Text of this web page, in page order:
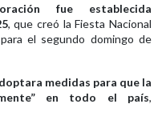
fue establecida
, que creó la Fiesta Nacional
el segundo domingo de
medidas para que la
en todo el país,